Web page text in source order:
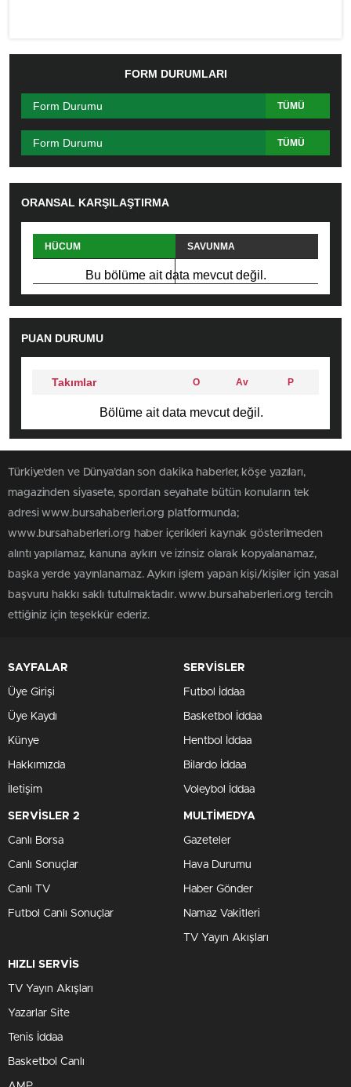
FORM DURUMLARI
Form Durumu TÜMÜ
Form Durumu TÜMÜ
ORANSAL KARŞILAŞTIRMA
HÜCUM SAVUNMA
FAUL
Bu bölüme ait data mevcut değil.
PUAN DURUMU
Takımlar P
Av
O
Bölüme ait data mevcut değil.
Türkiye'den ve Dünya’dan son dakika haberler, köşe yazıları,
magazinden siyasete, spordan seyahate bütün konuların tek
adresi www.bursahaberleri.org platformunda;
www.bursahaberleri.org haber içerikleri kaynak gösterilmeden
alıntı yapılamaz, kanuna aykırı ve izinsiz olarak kopyalanamaz,
başka yerde yayınlanamaz. Aykırı işlem yapan kişi/kişiler için yasal
başvuru hakkı saklı tutulmaktadır. www.bursahaberleri.org tercih
ettiğiniz için teşekkür ederiz.
SAYFALAR
Üye Girişi
Üye Kaydı
Künye
Hakkımızda
İletişim
SERVİSLER
Futbol İddaa
Basketbol İddaa
Hentbol İddaa
Bilardo İddaa
Voleybol İddaa
SERVİSLER 2
Canlı Borsa
Canlı Sonuçlar
Canlı TV
Futbol Canlı Sonuçlar
MULTİMEDYA
Gazeteler
Hava Durumu
Haber Gönder
Namaz Vakitleri
TV Yayın Akışları
HIZLI SERVİS
TV Yayın Akışları
Yazarlar Site
Tenis İddaa
Basketbol Canlı